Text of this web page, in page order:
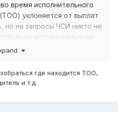
время исполнительного
уклоняется от выплат
но на запросы ЧСИ никто не
исполнительному
в Прокуратуру для
где находится ТОО,
и т.д.